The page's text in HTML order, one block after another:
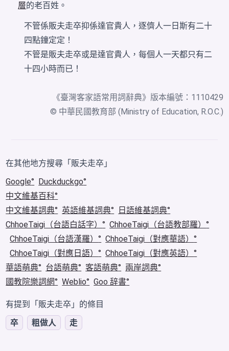
層的老百姓。
不管係販夫走卒抑係達官貴人，逐儕人一日斯有二十
四點鐘定定！
不管是販夫走卒或是達官貴人，每個人一天都只有二
十四小時而已！
《臺灣客家語常用詞辭典》版本編號：1110429
© 中華民國教育部 (Ministry of Education, R.O.C.)
在其他地方搜尋「販夫走卒」
Google
Duckduckgo
中文維基百科
中文維基詞典
英語維基詞典
日語維基詞典
ChhoeTaigi（台語白話字）
ChhoeTaigi（台語教部羅）
ChhoeTaigi（台語漢羅）
ChhoeTaigi（對應華語）
ChhoeTaigi（對應日語）
ChhoeTaigi（對應英語）
華語萌典
台語萌典 客語萌典
兩岸詞典
國教院樂詞網
Weblio Goo 辞書
有提到「販夫走卒」的條目
卒
粗做人 走